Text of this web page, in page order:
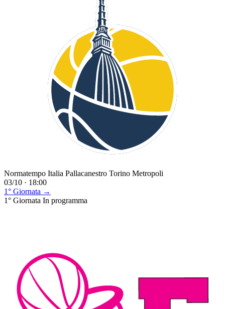
Normatempo Italia Pallacanestro Torino Metropoli
03/10 · 18:00
1° Giornata →
1° Giornata In programma